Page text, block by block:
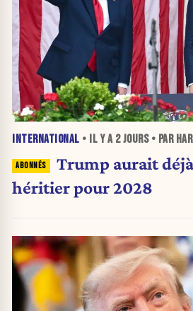
INTERNATIONAL • IL Y A 2 JOURS• PAR
Trump aurait
héritier pour 2028